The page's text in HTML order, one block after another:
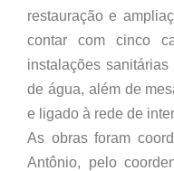
restauração e
contar com cinco
instalações
de água, além de
e ligado à rede de
As obras foram
Antônio, pelo